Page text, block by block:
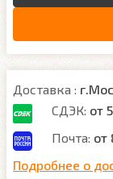
Доставка :
СДЭК: от
Почта: от
Подробнее о